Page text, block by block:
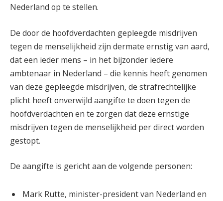
Nederland op te stellen.
De door de hoofdverdachten gepleegde misdrijven
tegen de menselijkheid zijn dermate ernstig van aard,
dat een ieder mens – in het bijzonder iedere
ambtenaar in Nederland – die kennis heeft genomen
van deze gepleegde misdrijven, de strafrechtelijke
plicht heeft onverwijld aangifte te doen tegen de
hoofdverdachten en te zorgen dat deze ernstige
misdrijven tegen de menselijkheid per direct worden
gestopt.
De aangifte is gericht aan de volgende personen:
Mark Rutte, minister-president van Nederland en